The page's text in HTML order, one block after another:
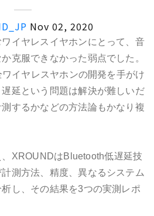
Nov 02, 2020
イヤレスイヤホンにとって、音
克服できなかった弱点でした。
イヤレスヤホンの開発を手がけ
延という問題は解決が難しいだ
するかなどの方法論もかなり複
XROUNDはBluetooth低遅延技
測方法、精度、異なるシステム
し、その結果を3つの実測レポ